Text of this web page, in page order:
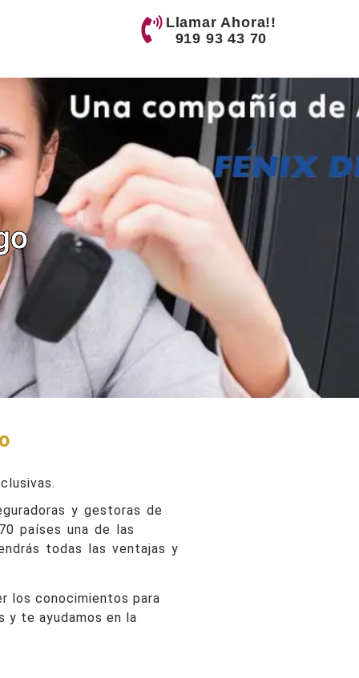
Llamar Ahora!!
919 93 43 70
y gestoras de
países una de las
todas las ventajas y
los conocimientos para
y te ayudamos en la